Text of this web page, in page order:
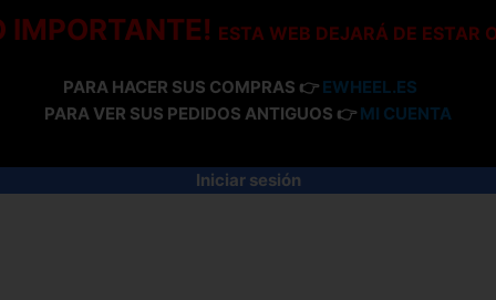
IMPORTANTE! ESTA WEB DEJARÁ DE ESTAR
PARA HACER SUS COMPRAS 👉 EWHEEL.ES
PARA VER SUS PEDIDOS ANTIGUOS 👉 MI CUENTA
Iniciar sesión